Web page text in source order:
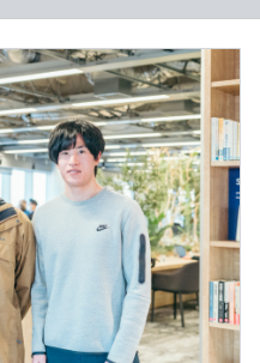
約書のPDFを入れるだけ
を構築できるサービス
化を目指すコンソーシ
ーム
産性を高め、「知りた
！
ops-lab/
より決定
固定残業代を含む）
～158,900円 ※超
るものではありません）